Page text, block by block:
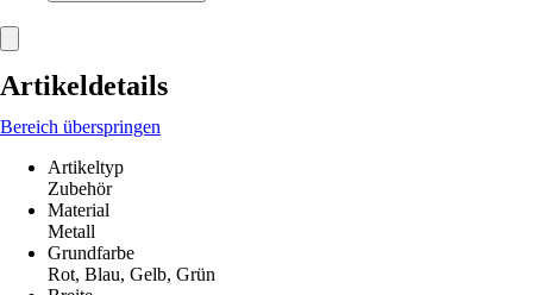
Artikeldetails
Bereich überspringen
Artikeltyp
Zubehör
Material
Metall
Grundfarbe
Rot, Blau, Gelb, Grün